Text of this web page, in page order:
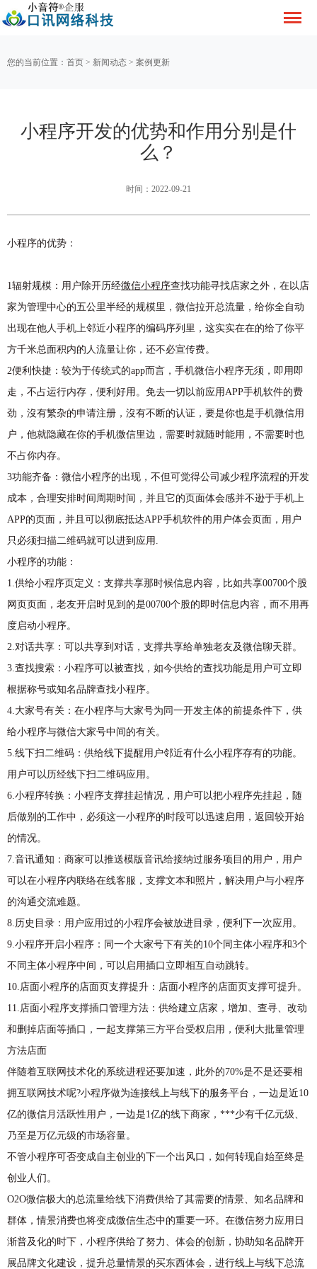
您的当前位置： 首页 > 新闻动态 > 案例更新
小程序开发的优势和作用分别是什
么？
时间：2022-09-21
小程序的优势：
1辐射规模：用户除开历经微信小程序查找功能寻找店家之外，在以店
家为管理中心的五公里半经的规模里，微信拉开总流量，给你全自动
出现在他人手机上邻近小程序的编码序列里，这实实在在的给了你平
方千米总面积内的人流量让你，还不必宣传费。
2便利快捷：较为于传统式的app而言，手机微信小程序无须，即用即
走，不占运行内存，便利好用。免去一切以前应用APP手机软件的费
劲，沒有繁杂的申请注册，沒有不断的认证，要是你也是手机微信用
户，他就隐藏在你的手机微信里边，需要时就随时能用，不需要时也
不占你内存。
3功能齐备：微信小程序的出现，不但可觉得公司减少程序流程的开发
成本，合理安排时间周期时间，并且它的页面体会感并不逊于手机上
APP的页面，并且可以彻底抵达APP手机软件的用户体会页面，用户
只必须扫描二维码就可以进到应用.
小程序的功能：
1.供给小程序页定义：支撑共享那时候信息内容，比如共享00700个股
网页页面，老友开启时见到的是00700个股的即时信息内容，而不用再
度启动小程序。
2.对话共享：可以共享到对话，支撑共享给单独老友及微信聊天群。
3.查找搜索：小程序可以被查找，如今供给的查找功能是用户可立即
根据称号或知名品牌查找小程序。
4.大家号有关：在小程序与大家号为同一开发主体的前提条件下，供
给小程序与微信大家号中间的有关。
5.线下扫二维码：供给线下提醒用户邻近有什么小程序存有的功能。
用户可以历经线下扫二维码应用。
6.小程序转换：小程序支撑挂起情况，用户可以把小程序先挂起，随
后做别的工作中，必须这一小程序的时段可以迅速启用，返回较开始
的情况。
7.音讯通知：商家可以推送模版音讯给接纳过服务项目的用户，用户
可以在小程序内联络在线客服，支撑文本和照片，解决用户与小程序
的沟通交流难题。
8.历史目录：用户应用过的小程序会被放进目录，便利下一次应用。
9.小程序开启小程序：同一个大家号下有关的10个同主体小程序和3个
不同主体小程序中间，可以启用插口立即相互自动跳转。
10.店面小程序的店面页支撑提升：店面小程序的店面页支撑可提升。
11.店面小程序支撑插口管理方法：供给建立店家，增加、查寻、改动
和删掉店面等插口，一起支撑第三方平台受权启用，便利大批量管理
方法店面
伴随着互联网技术化的系统进程还要加速，此外的70%是不是还要相
拥互联网技术呢?小程序做为连接线上与线下的服务平台，一边是近10
亿的微信月活跃性用户，一边是1亿的线下商家，***少有千亿元级、
乃至是万亿元级的市场容量。
不管小程序可否变成自主创业的下一个出风口，如何转现自始至终是
创业人们。
O2O微信极大的总流量给线下消费供给了其需要的情景、知名品牌和
群体，情景消费也将变成微信生态中的重要一环。在微信努力应用日
渐普及化的时下，小程序供给了努力、体会的创新，协助知名品牌开
展品牌文化建设，提升总量情景的买东西体会，进行线上与线下总流